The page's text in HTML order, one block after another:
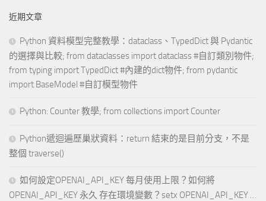
近期文章
Python 資料模型完整教學：dataclass、TypedDict 與 Pydantic
的選擇與比較; from dataclasses import dataclass #自訂類別物件;
from typing import TypedDict #內建的dict物件; from pydantic
import BaseModel #自訂模型物件
Python: Counter 教學; from collections import Counter
Python遞迴遍歷巢狀資料：return 結束的是目前分支，不是
整個 traverse()
如何設定OPENAI_API_KEY 每月使用上限？如何將
OPENAI_API_KEY 永久 存在環境變數？setx OPENAI_API_KEY …